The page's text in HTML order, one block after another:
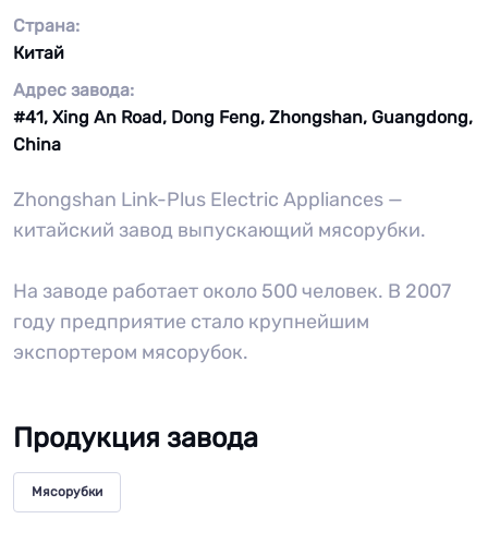
Страна:
Китай
Адрес завода:
#41, Xing An Road, Dong Feng, Zhongshan, Guangdong,
China
Zhongshan Link-Plus Electric Appliances —
китайский завод выпускающий мясорубки.
На заводе работает около 500 человек. В 2007
году предприятие стало крупнейшим
экспортером мясорубок.
Продукция завода
Мясорубки